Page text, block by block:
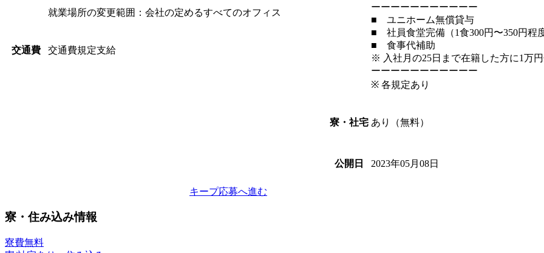
就業場所の変更範囲：会社の定めるすべてのオフィス
交通費 交通費規定支給
ーーーーーーーーーーー
■ ユニホーム無償貸与
■ 社員食堂完備（1食300円〜350円程度
■ 食事代補助
※ 入社月の25日まで在籍した方に1万
ーーーーーーーーーーー
※ 各規定あり
寮・社宅 あり（無料）
公開日 2023年05月08日
キープ応募へ進む
寮・住み込み情報
寮費無料